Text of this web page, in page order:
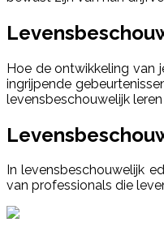
Hoe de ontwikkeling van
ingrijpende
levensbeschouwelijk
In levensbeschouwelijk
van professionals die